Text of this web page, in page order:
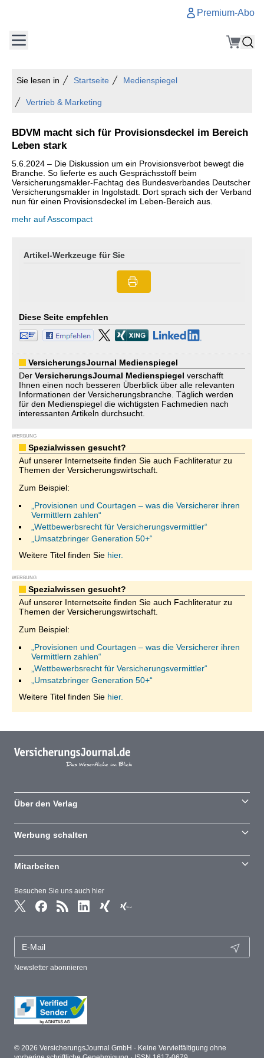
Premium-Abo
Sie lesen in Startseite Medienspiegel
Vertrieb & Marketing
BDVM macht sich für Provisionsdeckel im Bereich
Leben stark
5.6.2024 – Die Diskussion um ein Provisionsverbot bewegt die
Branche. So lieferte es auch Gesprächsstoff beim
Versicherungsmakler-Fachtag des Bundesverbandes Deutscher
Versicherungsmakler in Ingolstadt. Dort sprach sich der Verband
nun für einen Provisionsdeckel im Leben-Bereich aus.
mehr auf Asscompact
Artikel-Werkzeuge für Sie
Diese Seite empfehlen
VersicherungsJournal Medienspiegel
Der VersicherungsJournal Medienspiegel verschafft
Ihnen einen noch besseren Überblick über alle relevanten
Informationen der Versicherungsbranche. Täglich werden
für den Medienspiegel die wichtigsten Fachmedien nach
interessanten Artikeln durchsucht.
WERBUNG
Spezialwissen gesucht?
Auf unserer Internetseite finden Sie auch Fachliteratur zu
Themen der Versicherungswirtschaft.
Zum Beispiel:
„Provisionen und Courtagen – was die Versicherer ihren
Vermittlern zahlen“
„Wettbewerbsrecht für Versicherungsvermittler“
„Umsatzbringer Generation 50+“
Weitere Titel finden Sie hier.
WERBUNG
Spezialwissen gesucht?
Auf unserer Internetseite finden Sie auch Fachliteratur zu
Themen der Versicherungswirtschaft.
Zum Beispiel:
„Provisionen und Courtagen – was die Versicherer ihren
Vermittlern zahlen“
„Wettbewerbsrecht für Versicherungsvermittler“
„Umsatzbringer Generation 50+“
Weitere Titel finden Sie hier.
Besuchen Sie uns auch hier
Newsletter abonnieren
Über den Verlag
Werbung schalten
Mitarbeiten
© 2026 VersicherungsJournal GmbH · Keine Vervielfältigung ohne